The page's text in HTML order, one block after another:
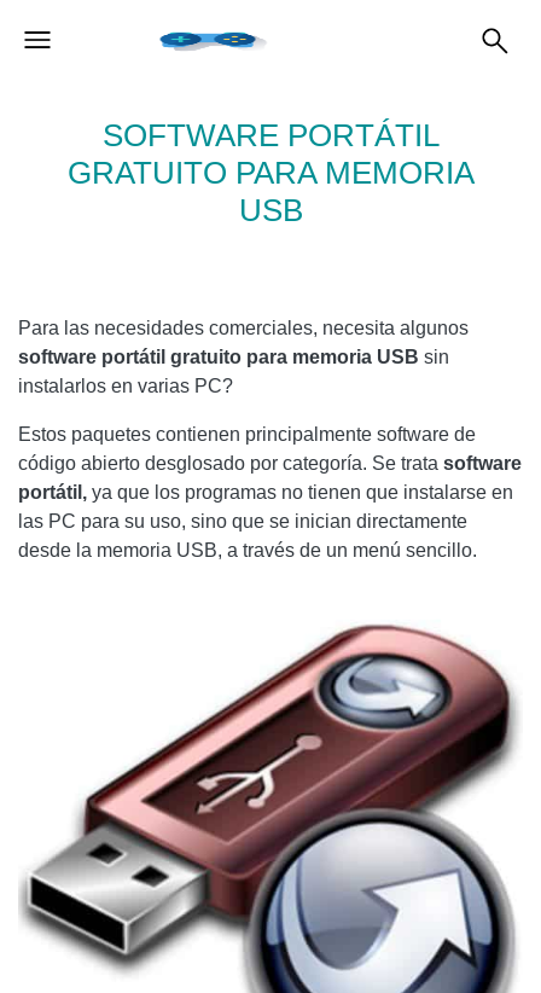
SOFTWARE PORTÁTIL
GRATUITO PARA MEMORIA
USB
Para las necesidades comerciales, necesita algunos
software portátil gratuito para memoria USB sin
instalarlos en varias PC?
Estos paquetes contienen principalmente software de
código abierto desglosado por categoría. Se trata software
portátil, ya que los programas no tienen que instalarse en
las PC para su uso, sino que se inician directamente
desde la memoria USB, a través de un menú sencillo.